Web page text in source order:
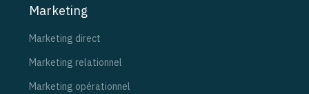
Marketing
Marketing direct
Marketing relationnel
Marketing opérationnel